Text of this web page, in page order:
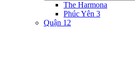
The Harmona
Phúc Yên 3
Quận 12